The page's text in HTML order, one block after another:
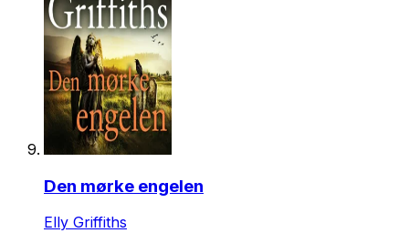
Den mørke engelen
Elly Griffiths